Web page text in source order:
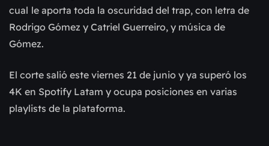
cual le aporta toda la oscuridad del trap, con letra de
Rodrigo Gómez y Catriel Guerreiro, y música de
Gómez.
El corte salió este viernes 21 de junio y ya superó los
4K en Spotify Latam y ocupa posiciones en varias
playlists de la plataforma.